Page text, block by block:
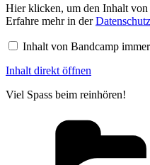
Inhalt
von
Bandcamp
Hier klicken, um den Inhalt von
Erfahre mehr in der
Inhalt von Bandcamp
Inhalt direkt öffnen
Viel Spass beim reinhören!